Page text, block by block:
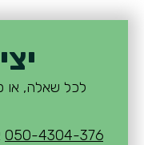
לכל שאלה, או
050-4304-376